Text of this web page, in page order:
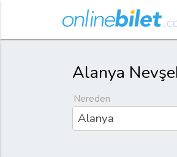
Alanya
Nereden
Alanya